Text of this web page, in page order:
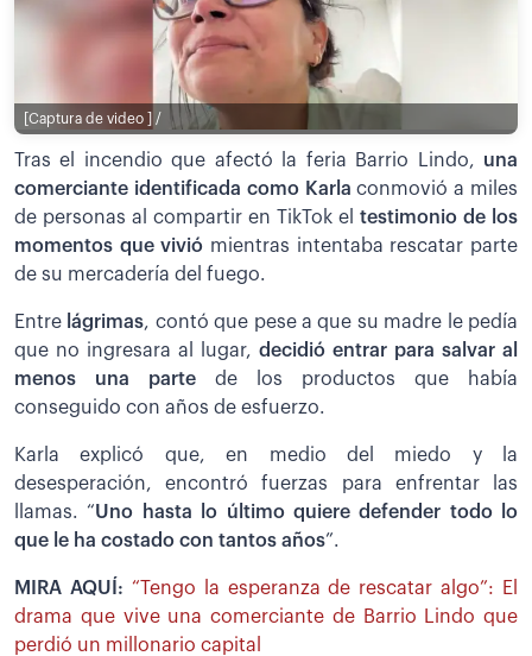
[Captura de video ] /
Tras el incendio que afectó la feria Barrio Lindo, una
comerciante identificada como Karlaconmovió a miles
de personas al compartir en TikTok el testimonio de los
momentos que vivió mientras intentaba rescatar parte
de su mercadería del fuego.
Entre lágrimas, contó que pese a que su madre le pedía
que no ingresara al lugar, decidió entrar para salvar al
menos una parte de los productos que había
conseguido con años de esfuerzo.
Karla explicó que, en medio del miedo y la
desesperación, encontró fuerzas para enfrentar las
llamas. “Uno hasta lo último quiere defender todo lo
que le ha costado con tantos años”.
MIRA AQUÍ: “Tengo la esperanza de rescatar algo”: El
drama que vive una comerciante de Barrio Lindo que
perdió un millonario capital